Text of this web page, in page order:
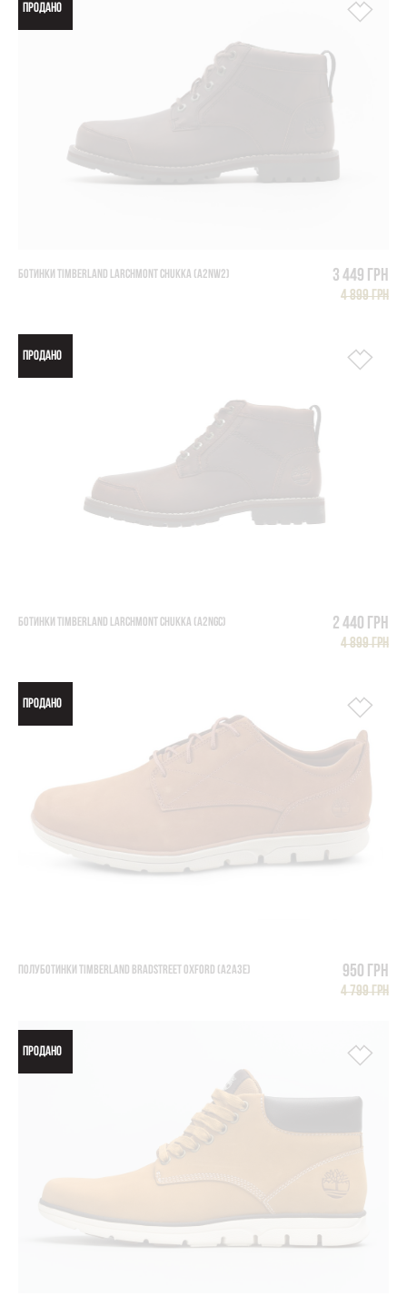
ПРОДАНО
БОТИНКИ TIMBERLAND LARCHMONT CHUKKA (A2NW2) 3 449 грн
4 899 грн
ПРОДАНО
БОТИНКИ TIMBERLAND LARCHMONT CHUKKA (A2NGC) 2 440 грн
4 899 грн
ПРОДАНО
ПОЛУБОТИНКИ TIMBERLAND BRADSTREET OXFORD (A2A3E) 950 грн
4 799 грн
ПРОДАНО